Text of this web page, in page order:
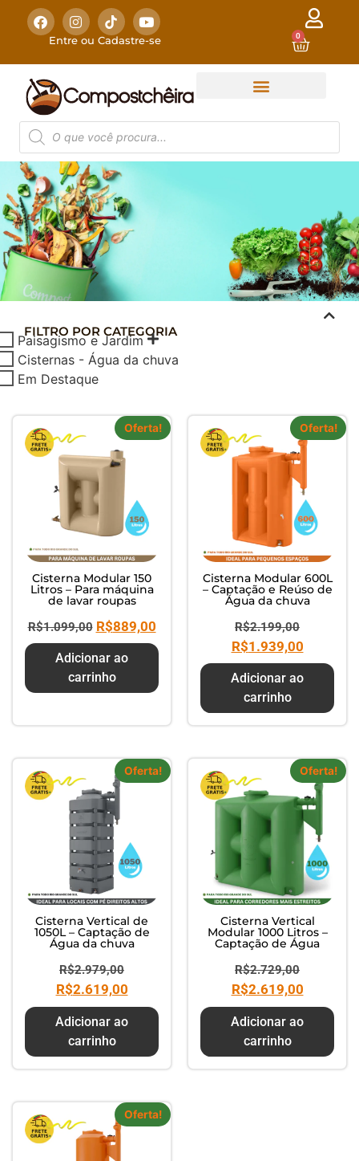
Entre ou Cadastre-se 0
COMPOSTAGEM
DOMÉSTICA
Composte seus Resíduos - Trate
FILTRO POR CATEGORIA
Paisagismo e Jardim
Cisternas - Água da chuva
Em Destaque
Oferta!
Cisterna Modular 150
Litros – Para máquina
de lavar roupas
R$1.099,00 R$889,00
Adicionar ao
carrinho
Oferta!
Cisterna Modular 600L
– Captação e Reúso de
Água da chuva
R$2.199,00
R$1.939,00
Adicionar ao
carrinho
Oferta!
Cisterna Vertical de
1050L – Captação de
Água da chuva
R$2.979,00
R$2.619,00
Adicionar ao
carrinho
Oferta!
Cisterna Vertical
Modular 1000 Litros –
Captação de Água
R$2.729,00
R$2.619,00
Adicionar ao
carrinho
Oferta!